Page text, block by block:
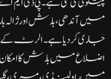
میں آندھی، بارش اور
جاری کر دیا ہے۔ الرٹ
اضلاع میں بارش کا